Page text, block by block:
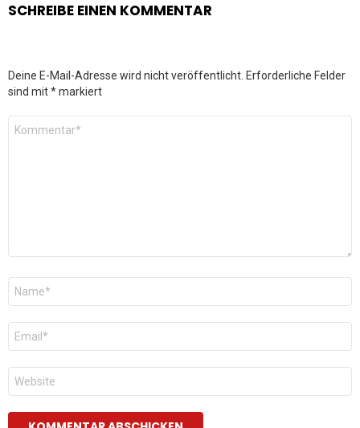
SCHREIBE EINEN KOMMENTAR
Deine E-Mail-Adresse wird nicht veröffentlicht. Erforderliche Felder
sind mit*markiert
Kommentar
Name
E-
Mail
*
Website